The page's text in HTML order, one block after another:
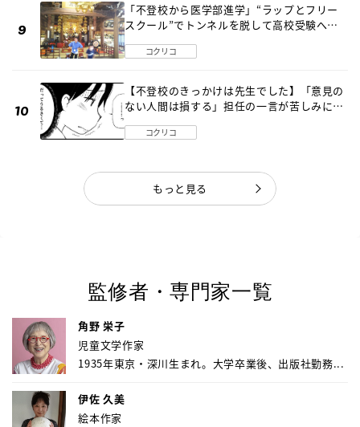
「不登校から医学部進学」“ラップとフリー
スクール”でトンネルを脱して高校受験へ
コクリコ
【不登校のきっかけは先生でした】「意見の
ない人間は損する」担任の一言が苦しみに…
コクリコ
もっと見る
監修者・専門家一覧
角野 栄子
児童文学作家
1935年東京・深川生まれ。大学卒業後、出版社勤務...
伊佐 久美
絵本作家